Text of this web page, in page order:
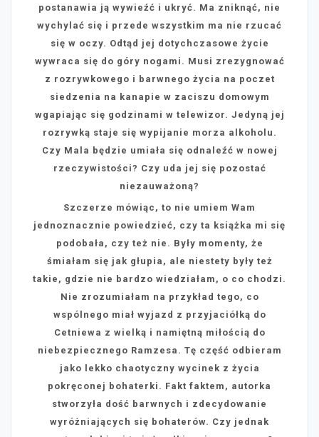
postanawia ją wywieźć i ukryć. Ma zniknąć, nie
wychylać się i przede wszystkim ma nie rzucać
się w oczy. Odtąd jej dotychczasowe życie
wywraca się do góry nogami. Musi zrezygnować
z rozrywkowego i barwnego życia na poczet
siedzenia na kanapie w zaciszu domowym
wgapiając się godzinami w telewizor. Jedyną jej
rozrywką staje się wypijanie morza alkoholu.
Czy Mala będzie umiała się odnaleźć w nowej
rzeczywistości? Czy uda jej się pozostać
niezauważoną?
Szczerze mówiąc, to nie umiem Wam
jednoznacznie powiedzieć, czy ta książka mi się
podobała, czy też nie. Były momenty, że
śmiałam się jak głupia, ale niestety były też
takie, gdzie nie bardzo wiedziałam, o co chodzi.
Nie zrozumiałam na przykład tego, co
wspólnego miał wyjazd z przyjaciółką do
Cetniewa z wielką i namiętną miłością do
niebezpiecznego Ramzesa. Tę część odbieram
jako lekko chaotyczny wycinek z życia
pokręconej bohaterki. Fakt faktem, autorka
stworzyła dość barwnych i zdecydowanie
wyróżniających się bohaterów. Czy jednak